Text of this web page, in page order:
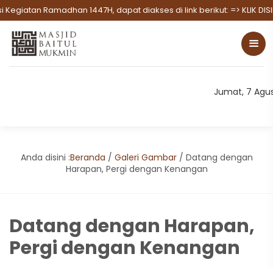
1447H, dapat diakses di link berikut:=> KLIK DISINI UNTUK
Jumat, 7
Anda disini :Beranda / Galeri Gambar/ Datang dengan
Harapan, Pergi dengan Kenangan
Datang dengan Harapan,
Pergi dengan Kenangan